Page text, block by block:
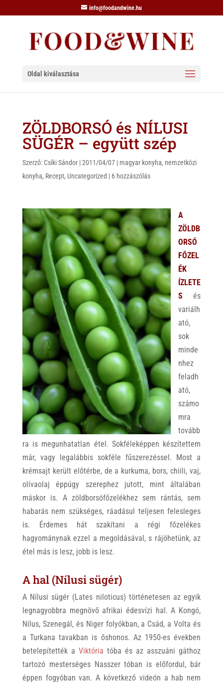
info@foodandwine.hu
Oldal kiválasztása
ZÖLDBORSÓ és NÍLUSI
SÜGÉR – együtt szép
Szerző: Csíki Sándor|2011/04/07| magyar konyha, nemzetközi
konyha, Recept, Uncategorized | 6 hozzászólás
A
ZÖLDB
ORSÓ
FŐZEL
ÉK
ÍZLETE
Sés
variálh
ató,
sok
minde
nhez
feladh
ató,
számo
mra
tovább
ra is megunhatatlan étel. Sokféleképpen készítettem
már, vagy legalábbis sokféle fűszerezéssel. Most a
krémsajt került előtérbe, de a kurkuma, bors, chiili, vaj,
olívaolaj éppúgy szerephez jutott, mint általában
máskor is. A zöldborsófőzelékhez sem rántás, sem
habarás nem szükséges, ráadásul teljesen felesleges
is. Érdemes hát szakítani a régi főzelékes
hagyománynak ezzel a megoldásával, s rájöhetünk, az
étel más is lesz, jobb is lesz.
A hal (Nílusi sügér)
A Nílusi sügér (Lates niloticus) történetesen az egyik
legnagyobbra megnövő afrikai édesvízi hal. A Kongó,
Nílus, Szenegál, és Niger folyókban, a Csád, a Volta és
a Turkana tavakban is őshonos. Az 1950-es években
betelepítették a Viktória tóba és az asszuáni gáthoz
tartozó mesterséges Nasszer tóban is előfordul, bár
éppen fogyóban van. A következő videón a hab nem